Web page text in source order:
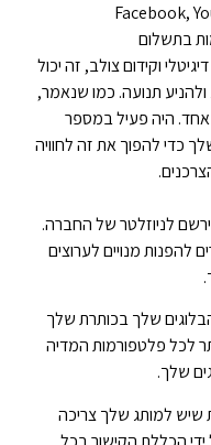
Facebook,
בתשלום
וקידום צולב, זה יכול
תנועה. כמו שנאמר,
היה פעיל במספר
כדי להפוך את זה לחוויה
לניוזלטר של החברה.
להפנות מנויים לערוצים
שלך בכותרת שלך
לכל פלטפורמות המדיה
שלך.
שיש למותג שלך צריכה